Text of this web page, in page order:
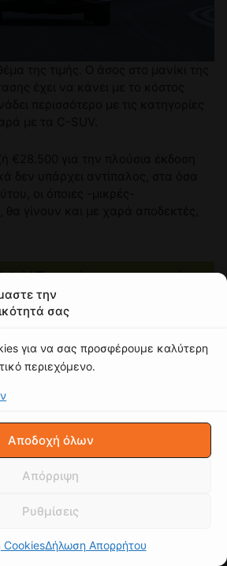
την
σας
για να σας προσφέρουμε καλύτερη
περιεχόμενο.
Αποδοχή όλων
Απόρριψη
Ρυθμίσεις
CookiesΔήλωση Απορρήτου